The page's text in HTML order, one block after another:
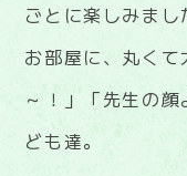
ごとに楽しみまし
お部屋に、丸く
～！」「先生の
ども達。